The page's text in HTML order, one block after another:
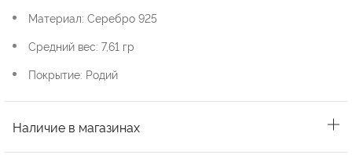
Материал: Серебро 925
Средний вес: 7,61 гр
Покрытие: Родий
Наличие в магазинах